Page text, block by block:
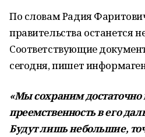
По словам Радия
правительства останется
Соответствующие
сегодня, пишет
«Мы сохраним
преемственность в его
Будут лишь небольшие,